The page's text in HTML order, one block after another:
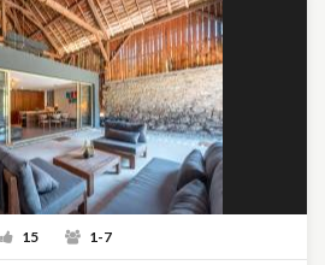
15 1-7